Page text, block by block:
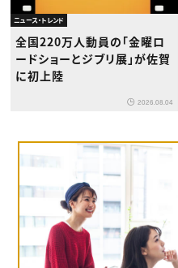
ニュース・トレンド
全国220万人動員の「金曜ロ
ードショーとジブリ展」が佐賀
に初上陸
2026.08.04